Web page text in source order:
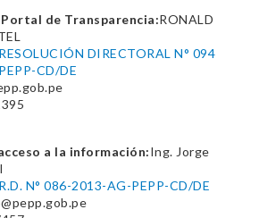
de Transparencia:RONALD
RESOLUCIÓN DIRECTORAL N° 094
CD/DE
a la información:Ing. Jorge
R.D. N° 086-2013-AG-PEPP-CD/DE